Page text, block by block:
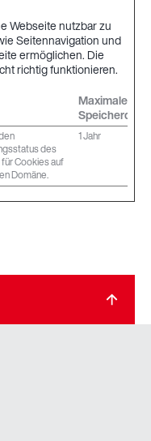
Webseite nutzbar zu
Seitennavigation und
ermöglichen. Die
richtig funktionieren.
Maximale
des
Cookies auf
Domäne.
1 Jahr